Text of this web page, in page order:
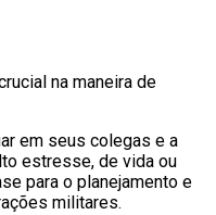
na maneira de
em seus colegas e a
estresse, de vida ou
para o planejamento e
militares.